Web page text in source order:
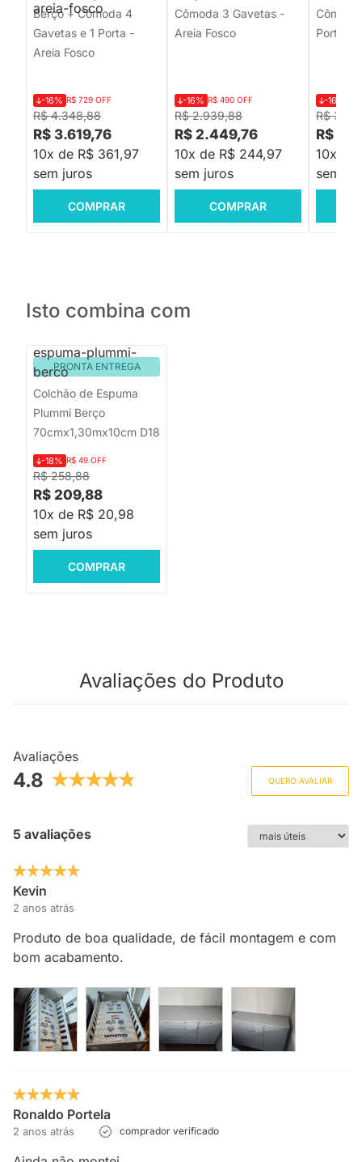
Berço + Cômoda 4
Gavetas e 1 Porta -
Areia Fosco
R$ 4.348,88
-16% R$ 729 OFF
R$ 3.619,76
10x de R$ 361,97
sem juros
COMPRAR
Cômoda 3 Gavetas -
Areia Fosco
R$ 2.939,88
-16% R$ 490 OFF
R$ 2.449,76
10x de R$ 244,97
sem juros
COMPRAR
Porta -
R$
-16%
R$
10x de
sem
Isto combina com
PRONTA ENTREGA
Colchão de Espuma
Plummi Berço
70cmx1,30mx10cm D18
R$ 258,88
-18% R$ 49 OFF
R$ 209,88
10x de R$ 20,98
sem juros
COMPRAR
Avaliações do Produto
Avaliações
4.8 QUERO AVALIAR
5 avaliações
Kevin
2 anos atrás
Produto de boa qualidade, de fácil montagem e com
bom acabamento.
Ronaldo Portela
2 anos atrás comprador verificado